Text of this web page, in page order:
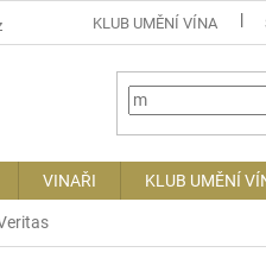
KLUB UMĚNÍ VÍNA
VINAŘI KLUB UMĚNÍ